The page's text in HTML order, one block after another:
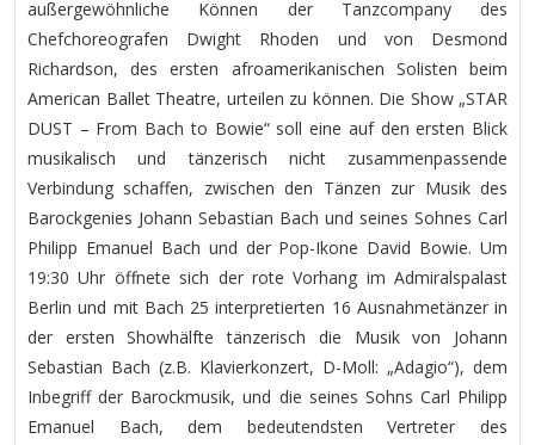
außergewöhnliche Können der Tanzcompany des
Chefchoreografen Dwight Rhoden und von Desmond
Richardson, des ersten afroamerikanischen Solisten beim
American Ballet Theatre, urteilen zu können. Die Show „STAR
DUST – From Bach to Bowie“ soll eine auf den ersten Blick
musikalisch und tänzerisch nicht zusammenpassende
Verbindung schaffen, zwischen den Tänzen zur Musik des
Barockgenies Johann Sebastian Bach und seines Sohnes Carl
Philipp Emanuel Bach und der Pop-Ikone David Bowie. Um
19:30 Uhr öffnete sich der rote Vorhang im Admiralspalast
Berlin und mit Bach 25 interpretierten 16 Ausnahmetänzer in
der ersten Showhälfte tänzerisch die Musik von Johann
Sebastian Bach (z.B. Klavierkonzert, D-Moll: „Adagio“), dem
Inbegriff der Barockmusik, und die seines Sohns Carl Philipp
Emanuel Bach, dem bedeutendsten Vertreter des